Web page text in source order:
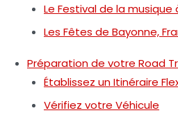
Le Festival de la musique
Les Fêtes de Bayonne,
Préparation de votre Road
Établissez un Itinéraire
Vérifiez votre Véhicule